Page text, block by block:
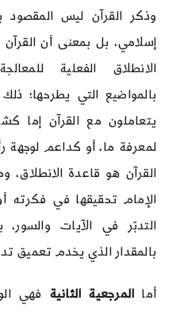
وذكر القرآن ليس المقصود
إسلامي، بل بمعنى أن
الانطلاق الفعلية
بالمواضيع التي يطرحها؛
يتعاملون مع القرآن إما
لمعرفة ما، أو كداعم لوجهة
القرآن هو قاعدة الانطلاق،
الإمام تحقيقها في فكرته
التدبّر في الآيات
بالمقدار الذي يخدم تعميق
أما المرجعية الثانية فهي